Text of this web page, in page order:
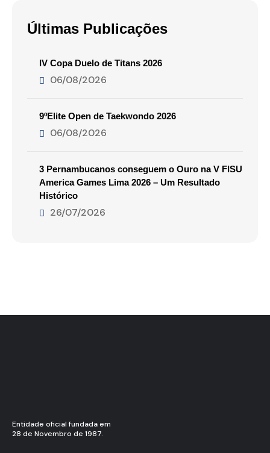
Últimas Publicações
IV Copa Duelo de Titans 2026
06/08/2026
9ºElite Open de Taekwondo 2026
06/08/2026
3 Pernambucanos conseguem o Ouro na V FISU
America Games Lima 2026 – Um Resultado
Histórico
26/07/2026
Entidade oficial fundada em
28 de Novembro de 1987.